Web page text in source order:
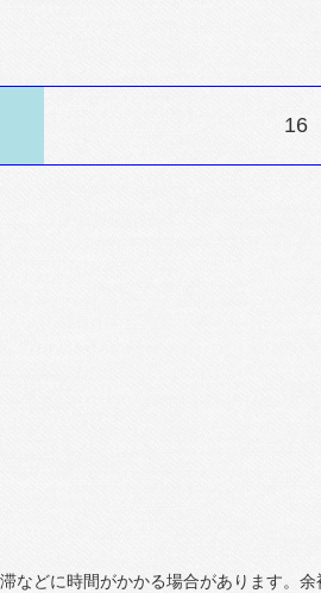
16
などに時間がかかる場合があります。余